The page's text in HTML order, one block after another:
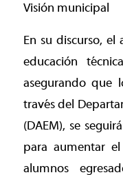
Visión municipal
En su discurso,
educación
asegurando que
través del
(DAEM), se
para aumentar
alumnos